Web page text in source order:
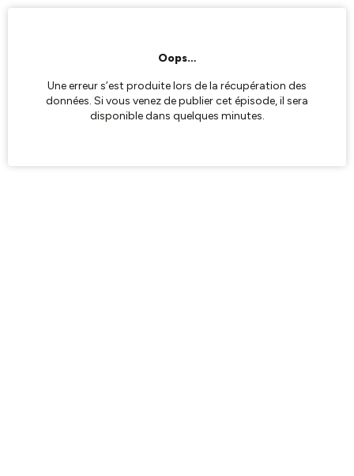
Oops…
Une erreur s’est produite lors de la récupération des
données. Si vous venez de publier cet épisode, il sera
disponible dans quelques minutes.